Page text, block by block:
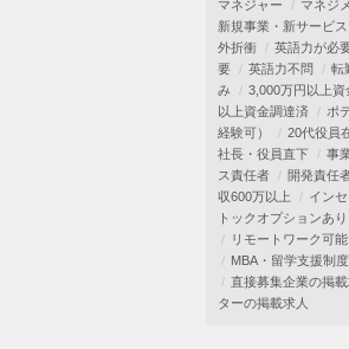
マネジャー
マネジ
新規事業・新サービス
外折衝
英語力が必
要
英語力不問 転
み
3,000万円以上資
以上資金調達済
ポ
経験可）
20代役員
社長・役員直下
事
ス責任者
開発責任
収600万以上
イン
トックオプションあり
リモートワーク可能
MBA・留学支援制度
直接募集企業の掲載
ターの掲載求人